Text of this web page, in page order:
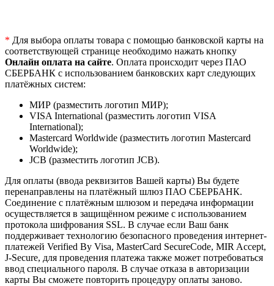
* Для выбора оплаты товара с помощью банковской карты на
соответствующей странице необходимо нажать кнопку
Онлайн оплата на сайте. Оплата происходит через ПАО
СБЕРБАНК с использованием банковских карт следующих
платёжных систем:
МИР (разместить логотип МИР);
VISA International (разместить логотип VISA
International);
Mastercard Worldwide (разместить логотип Mastercard
Worldwide);
JCB (разместить логотип JCB).
Для оплаты (ввода реквизитов Вашей карты) Вы будете
перенаправлены на платёжный шлюз ПАО СБЕРБАНК.
Соединение с платёжным шлюзом и передача информации
осуществляется в защищённом режиме с использованием
протокола шифрования SSL. В случае если Ваш банк
поддерживает технологию безопасного проведения интернет-
платежей Verified By Visa, MasterCard SecureCode, MIR Accept,
J-Secure, для проведения платежа также может потребоваться
ввод специального пароля. В случае отказа в авторизации
карты Вы сможете повторить процедуру оплаты заново.